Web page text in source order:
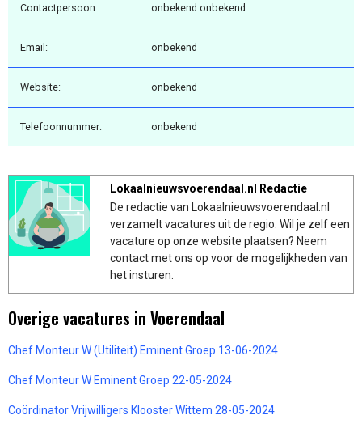
Contactpersoon: onbekend onbekend
Email: onbekend
Website: onbekend
Telefoonnummer: onbekend
Lokaalnieuwsvoerendaal.nl Redactie
De redactie van Lokaalnieuwsvoerendaal.nl
verzamelt vacatures uit de regio. Wil je zelf een
vacature op onze website plaatsen? Neem
contact met ons op voor de mogelijkheden van
het insturen.
Overige vacatures in Voerendaal
Chef Monteur W (Utiliteit) Eminent Groep 13-06-2024
Chef Monteur W Eminent Groep 22-05-2024
Coördinator Vrijwilligers Klooster Wittem 28-05-2024